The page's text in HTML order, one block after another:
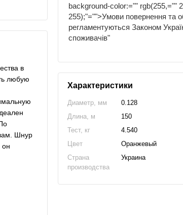
в
любую
Шнур
он
background-color:="" rgb(255,=""
255);"="">Умови повернення та
регламентуються Законом
споживачів"
Характеристики
Диаметр, мм
0.128
Длина, м
150
Тест, кг
4.540
Цвет
Оранжевый
Страна
производства
Украина